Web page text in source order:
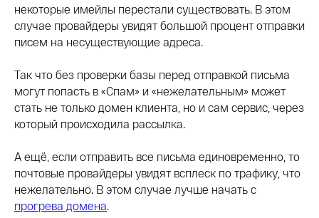
некоторые имейлы перестали существовать. В этом
случае провайдеры увидят большой процент отправки
писем на несуществующие адреса.
Так что без проверки базы перед отправкой письма
могут попасть в «Спам» и «нежелательным» может
стать не только домен клиента, но и сам сервис, через
который происходила рассылка.
А ещё, если отправить все письма единовременно, то
почтовые провайдеры увидят всплеск по трафику, что
нежелательно. В этом случае лучше начать с
прогрева домена.